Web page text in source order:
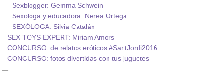
Sexblogger: Gemma Schwein
Sexóloga y educadora: Nerea Ortega
SEXÓLOGA: Silvia Catalán
SEX TOYS EXPERT: Miriam Amors
CONCURSO: de relatos eróticos #SantJordi2016
CONCURSO: fotos divertidas con tus juguetes